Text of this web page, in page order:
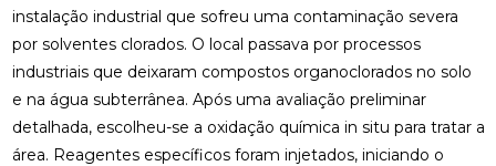
instalação industrial que sofreu uma contaminação severa
por solventes clorados. O local passava por processos
industriais que deixaram compostos organoclorados no solo
e na água subterrânea. Após uma avaliação preliminar
detalhada, escolheu-se a oxidação química in situ para tratar a
área. Reagentes específicos foram injetados, iniciando o